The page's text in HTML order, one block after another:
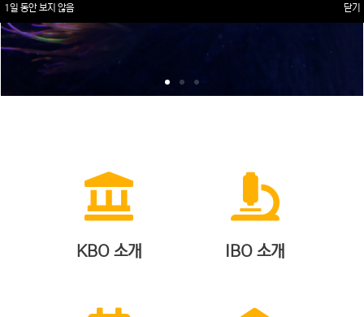
KBO 소개 IBO 소개
1일 동안 보지 않음 닫기